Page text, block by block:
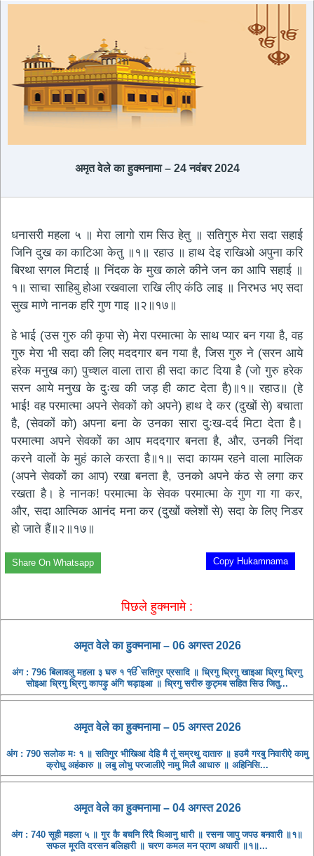
अमृत ​​वेले का हुक्मनामा – 24 नवंबर 2024
धनासरी महला ५ ॥ मेरा लागो राम सिउ हेतु ॥ सतिगुरु मेरा सदा सहाई
जिनि दुख का काटिआ केतु ॥१॥ रहाउ ॥ हाथ देइ राखिओ अपुना करि
बिरथा सगल मिटाई ॥ निंदक के मुख काले कीने जन का आपि सहाई ॥
१॥ साचा साहिबु होआ रखवाला राखि लीए कंठि लाइ ॥ निरभउ भए सदा
सुख माणे नानक हरि गुण गाइ ॥२॥१७॥
हे भाई (उस गुरु की कृपा से) मेरा परमात्मा के साथ प्यार बन गया है, वह
गुरु मेरा भी सदा की लिए मददगार बन गया है, जिस गुरु ने (सरन आये
हरेक मनुख का) पुच्शल वाला तारा ही सदा काट दिया है (जो गुरु हरेक
सरन आये मनुख के दुःख की जड़ ही काट देता है)॥१॥ रहाउ॥ (हे
भाई! वह परमात्मा अपने सेवकों को अपने) हाथ दे कर (दुखों से) बचाता
है, (सेवकों को) अपना बना के उनका सारा दुःख-दर्द मिटा देता है।
परमात्मा अपने सेवकों का आप मददगार बनता है, और, उनकी निंदा
करने वालों के मुहं काले करता है॥१॥ सदा कायम रहने वाला मालिक
(अपने सेवकों का आप) रखा बनता है, उनको अपने कंठ से लगा कर
रखता है। हे नानक! परमात्मा के सेवक परमात्मा के गुण गा गा कर,
और, सदा आत्मिक आनंद मना कर (दुखों क्लेशों से) सदा के लिए निडर
हो जाते हैं॥२॥१७॥
Copy Hukamnama
Share On Whatsapp
पिछले हुक्मनामे :
अमृत ​​वेले का हुक्मनामा – 06 अगस्त 2026
अंग : 796 बिलावलु महला ३ घरु १ ੴ सतिगुर प्रसादि ॥ ध्रिगु ध्रिगु खाइआ ध्रिगु ध्रिगु
सोइआ ध्रिगु ध्रिगु कापड़ु अंगि चड़ाइआ ॥ ध्रिगु सरीरु कुट्मब सहित सिउ जितु...
अमृत ​​वेले का हुक्मनामा – 05 अगस्त 2026
अंग : 790 सलोक मः १ ॥ सतिगुर भीखिआ देहि मै तूं सम्रथु दातारु ॥ हउमै गरबु निवारीऐ कामु
क्रोधु अहंकारु ॥ लबु लोभु परजालीऐ नामु मिलै आधारु ॥ अहिनिसि...
अमृत ​​वेले का हुक्मनामा – 04 अगस्त 2026
अंग : 740 सूही महला ५ ॥ गुर कै बचनि रिदै धिआनु धारी ॥ रसना जापु जपउ बनवारी ॥१॥
सफल मूरति दरसन बलिहारी ॥ चरण कमल मन प्राण अधारी ॥१॥...